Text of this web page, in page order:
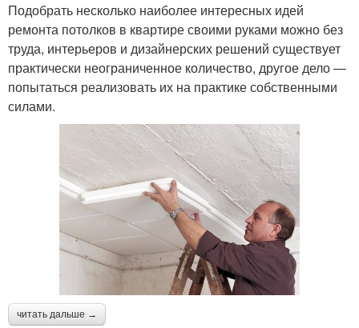
Подобрать несколько наиболее интересных идей
ремонта потолков в квартире своими руками можно без
труда, интерьеров и дизайнерских решений существует
практически неограниченное количество, другое дело —
попытаться реализовать их на практике собственными
силами.
читать дальше →